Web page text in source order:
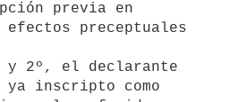
efectos preceptuales
2º, el declarante
ya inscripto como